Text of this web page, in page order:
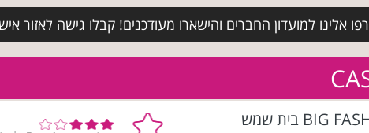
אלינו למועדון החברים והישארו מעודכנים! קבלו גישה לאזור